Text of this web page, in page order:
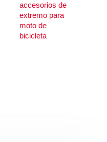
accesorios de
extremo para
moto de
bicicleta